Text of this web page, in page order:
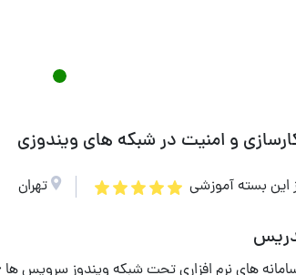
و امنیت در شبکه های ویندوزی
این بسته آموزشی تهران